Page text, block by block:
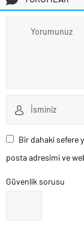
Bir dahaki sefere
posta adresimi ve
Güvenlik sorusu